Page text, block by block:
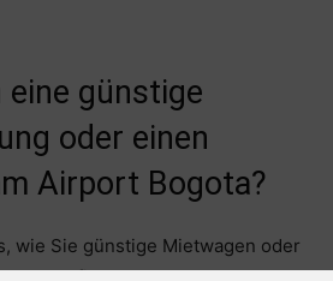
eine günstige
oder einen
Airport Bogota?
wie Sie günstige Mietwagen oder